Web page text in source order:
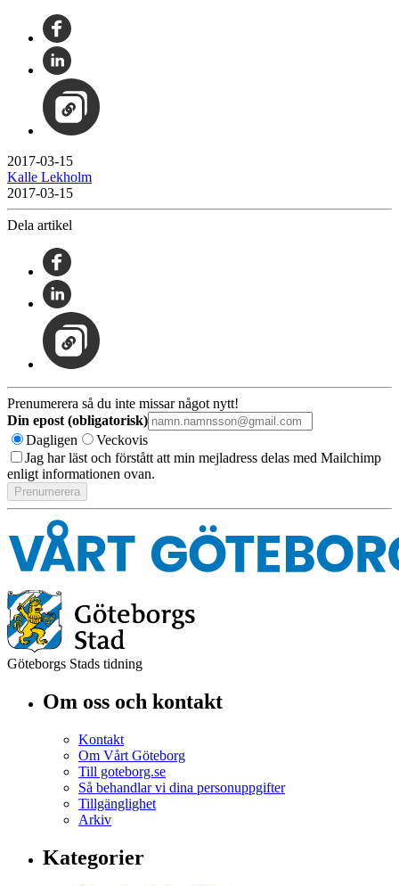
2017-03-15
Kalle Lekholm
2017-03-15
Dela artikel
Prenumerera så du inte missar något nytt!
Din epost (obligatorisk)
Dagligen
Veckovis
Jag har läst och förstått att min mejladress delas med Mailchimp
enligt informationen ovan.
Göteborgs Stads tidning
Om oss och kontakt
Kontakt
Om Vårt Göteborg
Till goteborg.se
Så behandlar vi dina personuppgifter
Tillgänglighet
Arkiv
Kategorier